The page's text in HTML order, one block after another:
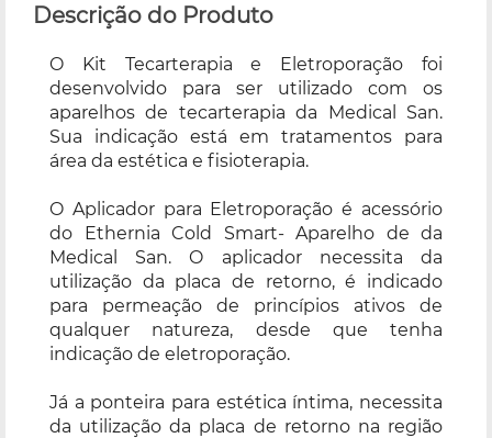
Descrição do Produto
O Kit Tecarterapia e Eletroporação foi
desenvolvido para ser utilizado com os
aparelhos de tecarterapia da Medical San.
Sua indicação está em tratamentos para
área da estética e fisioterapia.
O Aplicador para Eletroporação é acessório
do Ethernia Cold Smart- Aparelho de da
Medical San. O aplicador necessita da
utilização da placa de retorno, é indicado
para permeação de princípios ativos de
qualquer natureza, desde que tenha
indicação de eletroporação.
Já a ponteira para estética íntima, necessita
da utilização da placa de retorno na região